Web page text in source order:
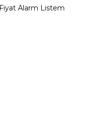
Fiyat Alarm Listem